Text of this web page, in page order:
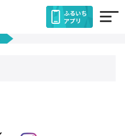
ふるいち
アプリ